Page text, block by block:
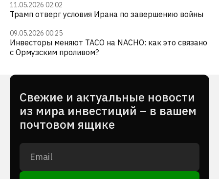
11.05.2026 02:02
Трамп отверг условия Ирана по завершению войны
09.05.2026 00:25
Инвесторы меняют TACO на NACHO: как это связано
с Ормузским проливом?
Cвежие и актуальные новости
из мира инвестиций – в вашем
почтовом ящике